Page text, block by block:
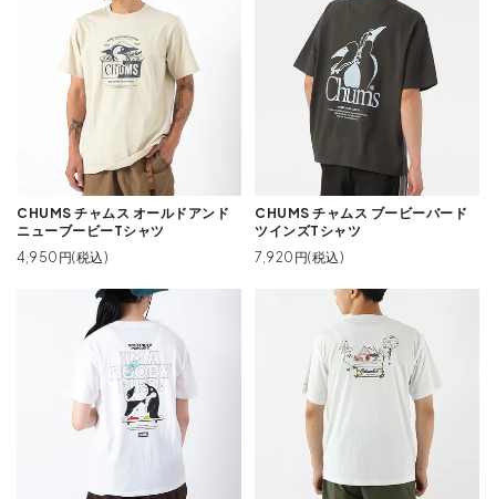
CHUMS チャムス オールドアンド
ニューブービーTシャツ
4,950円(税込)
CHUMS チャムス ブービーバード
ツインズTシャツ
7,920円(税込)